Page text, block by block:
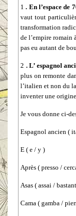
1. En l’espace de
vaut tout
transformation
de l’empire romain
pas eu autant de
2 . L’ espagnol
plus on remonte
l’italien et non du
inventer une
Je vous donne ci-
Espagnol ancien (
E ( e / y )
Après ( presso /
Asas ( assai /
Cama ( gamba /